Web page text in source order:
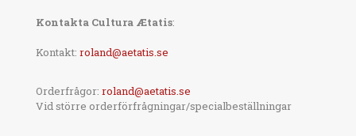
Kontakta Cultura Ætatis:
Kontakt: roland@aetatis.se
Orderfrågor: roland@aetatis.se
Vid större orderförfrågningar/specialbeställningar